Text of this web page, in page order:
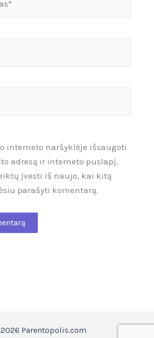
interneto naršyklėje išsaugoti
adresą ir interneto puslapį,
įvesti iš naujo, kai kitą
parašyti komentarą.
Parentopolis.com